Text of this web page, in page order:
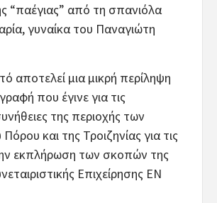
“παέγιας” από τη σπανιόλα
γυναίκα του Παναγιώτη
αποτελεί μια μικρή περίληψη
που έγινε για τις
της περιοχής των
και της Τροιζηνίας για τις
εκπλήρωση των σκοπών της
Επιχείρησης ΕΝ